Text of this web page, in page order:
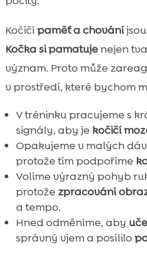
Kočičípaměť a chování
Kočka si pamatujenejen
význam. Proto může
v prostředí, které bychom
V tréninku pracujeme s
signály, aby je kočičí
Opakujeme v malých
protože tím podpoříme
Volíme výrazný pohyb
protože zpracování
a tempo.
Hned odměníme, aby
správný vjem a posílilo